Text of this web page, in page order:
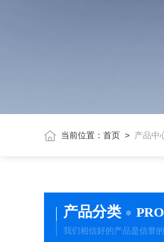
当前位置： 首页> 产品中
产品分类
我们相信好的产品是信誉的